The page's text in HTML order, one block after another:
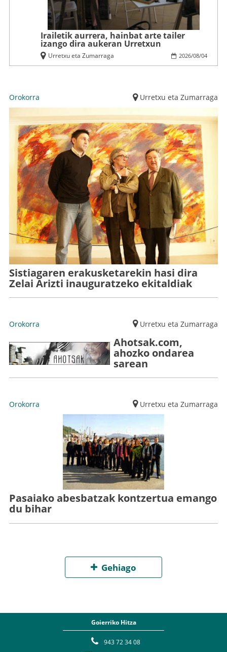
Irailetik aurrera, hainbat arte tailer
izango dira aukeran Urretxun
2026/08/04
Urretxu eta Zumarraga
Orokorra Urretxu eta Zumarraga
Sistiagaren erakusketarekin hasi dira
Zelai Arizti inauguratzeko ekitaldiak
Orokorra Urretxu eta Zumarraga
Ahotsak.com,
ahozko ondarea
sarean
Orokorra Urretxu eta Zumarraga
Pasaiako abesbatzak kontzertua emango
du bihar
Gehiago
Goierriko Hitza
943 72 34 08